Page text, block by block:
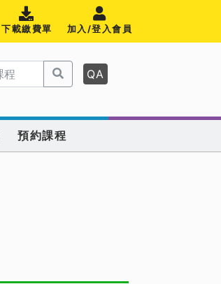
下載繳費單 加入/登入會員
QA
預約課程